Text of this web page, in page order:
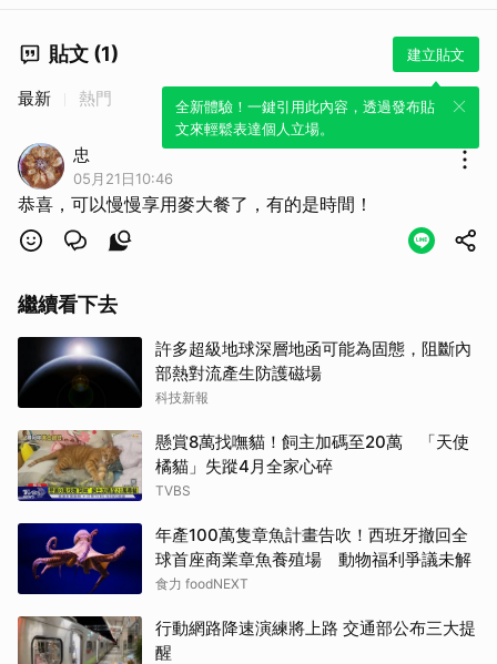
貼文 (1) 建立貼文
全新體驗！一鍵引用此內容，透過發布貼
文來輕鬆表達個人立場。
最新 熱門
忠
05月21日10:46
恭喜，可以慢慢享用麥大餐了，有的是時間！
繼續看下去
許多超級地球深層地函可能為固態，阻斷內
部熱對流產生防護磁場
科技新報
懸賞8萬找嘸貓！飼主加碼至20萬 「天使
橘貓」失蹤4月全家心碎
TVBS
年產100萬隻章魚計畫告吹！西班牙撤回全
球首座商業章魚養殖場 動物福利爭議未解
食力 foodNEXT
行動網路降速演練將上路 交通部公布三大提
醒